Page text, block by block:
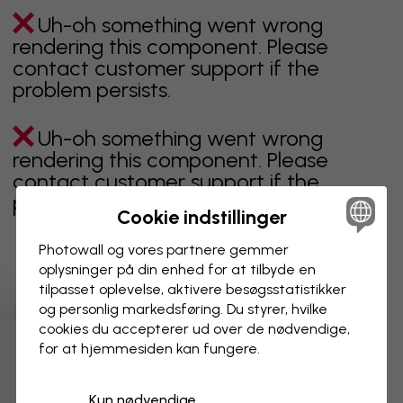
Uh-oh something went wrong
rendering this component. Please
contact customer support if the
problem persists.
Uh-oh something went wrong
rendering this component. Please
contact customer support if the
problem persists.
Viser side 1 af 2 sider
Opdag flere kategorier
Cookie indstillinger
Photowall og vores partnere gemmer
oplysninger på din enhed for at tilbyde en
tilpasset oplevelse, aktivere besøgs­statistikker
og personlig markedsføring. Du styrer, hvilke
cookies du accepterer ud over de nødvendige,
for at hjemmesiden kan fungere.